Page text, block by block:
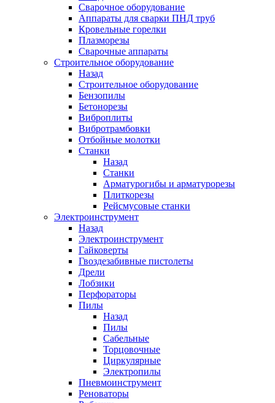
Сварочное оборудование
Аппараты для сварки ПНД труб
Кровельные горелки
Плазморезы
Сварочные аппараты
Строительное оборудование
Назад
Строительное оборудование
Бензопилы
Бетонорезы
Виброплиты
Вибротрамбовки
Отбойные молотки
Станки
Назад
Станки
Арматурогибы и арматурорезы
Плиткорезы
Рейсмусовые станки
Электроинструмент
Назад
Электроинструмент
Гайковерты
Гвоздезабивные пистолеты
Дрели
Лобзики
Перфораторы
Пилы
Назад
Пилы
Сабельные
Торцовочные
Циркулярные
Электропилы
Пневмоинструмент
Реноваторы